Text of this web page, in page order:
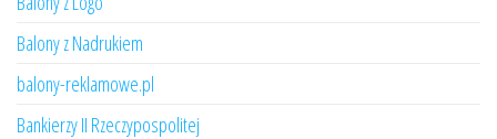
Balony z Nadrukiem
balony-reklamowe.pl
Bankierzy II Rzeczypospolitej